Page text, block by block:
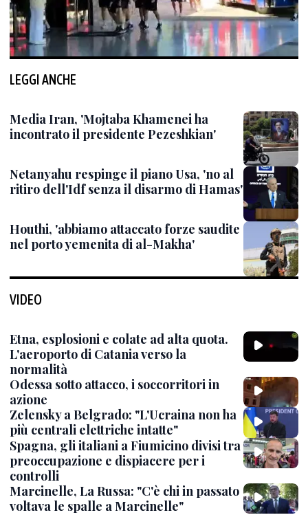
LEGGI ANCHE
Media Iran, 'Mojtaba Khamenei ha
incontrato il presidente Pezeshkian'
Netanyahu respinge il piano Usa, 'no al
ritiro dell'Idf senza il disarmo di Hamas'
Houthi, 'abbiamo attaccato forze saudite
nel porto yemenita di al-Makha'
VIDEO
Etna, esplosioni e colate ad alta quota.
L'aeroporto di Catania verso la
normalità
Odessa sotto attacco, i soccorritori in
azione
Zelensky a Belgrado: "L'Ucraina non ha
più centrali elettriche intatte"
Spagna, gli italiani a Fiumicino divisi tra
preoccupazione e dispiacere per i
controlli
Marcinelle, La Russa: "C'è chi in passato
voltava le spalle a Marcinelle"